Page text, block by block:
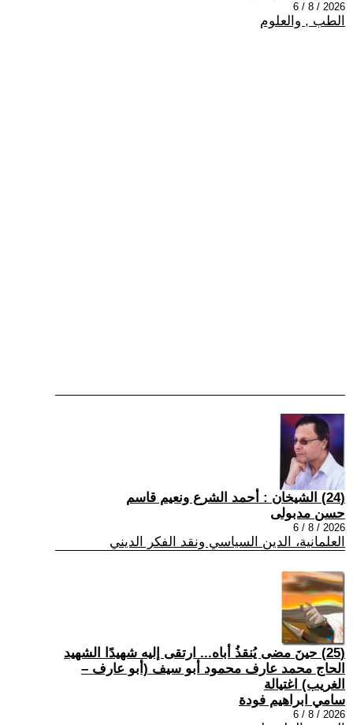
2026 / 8 / 6
الطب , والعلوم
(24) الشيخان : أحمد الشرع ونعيم قاسم
حسن مدبولى
2026 / 8 / 6
العلمانية، الدين السياسي ونقد الفكر الديني
(25) حينَ مضى يُنقذُ أباه... ارتقى إليه شهيدًا الشهيد
الحاج محمد عارف محمود أبو سيف (أبو عارف –
الغريب) اغتيالة
سامي ابراهيم فودة
2026 / 8 / 6